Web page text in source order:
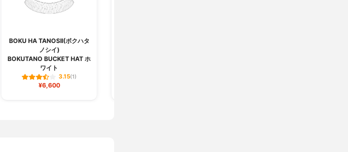
BOKU HA TANOSII(ボクハタ
ノシイ)
BOKUTANO BUCKET HAT ホ
ワイト
3.15(1)
¥6,600